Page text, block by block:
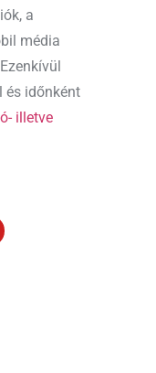
a
média
és időnként
illetve